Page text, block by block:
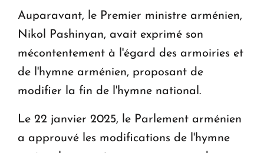
Auparavant, le Premier ministre arménien,
Nikol Pashinyan, avait exprimé son
mécontentement à l'égard des armoiries et
de l'hymne arménien, proposant de
modifier la fin de l'hymne national.
Le 22 janvier 2025, le Parlement arménien
a approuvé les modifications de l'hymne